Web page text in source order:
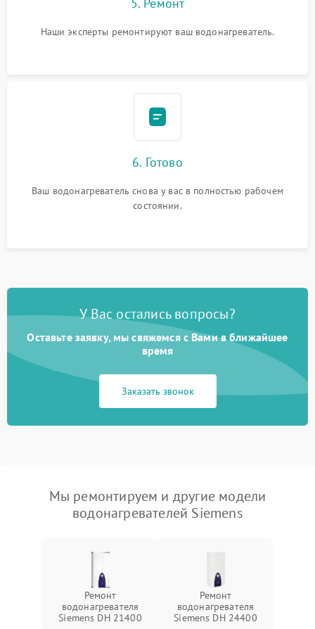
Наши эксперты ремонтируют ваш водонагреватель.
6. Готово
Ваш водонагреватель снова у вас в полностью рабочем
состоянии.
У Вас остались вопросы?
Оставьте заявку, мы свяжемся с Вами в ближайшее
время
Заказать звонок
Мы ремонтируем и другие модели
водонагревателей Siemens
Ремонт
водонагревателя
Siemens DH 21400
Ремонт
водонагревателя
Siemens DH 24400